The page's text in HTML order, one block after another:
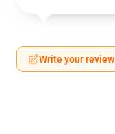
Write your review